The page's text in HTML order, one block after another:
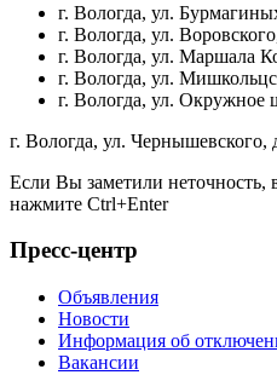
г. Вологда, ул.
г. Вологда, ул.
г. Вологда, ул. Маршала
г. Вологда, ул.
г. Вологда, ул. Окружное
г. Вологда, ул. Чернышевского,
Если Вы заметили неточность,
нажмите Ctrl+Enter
Пресс-центр
Объявления
Новости
Информация об
Вакансии